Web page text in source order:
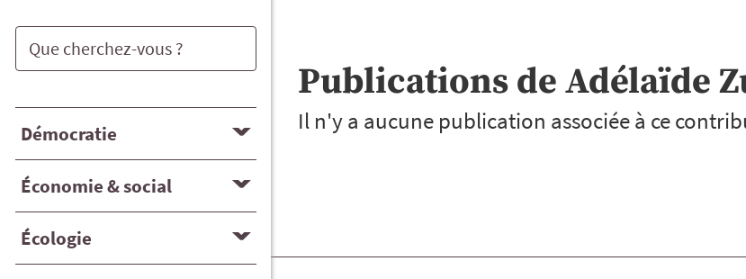
Démocratie
Économie & social
Écologie
Publications de Adélaïde
Il n'y a aucune publication associée à ce